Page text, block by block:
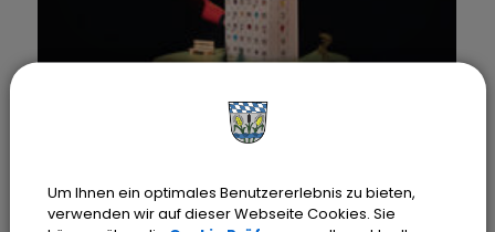
09:00 Uhr‐ 10:00 Uhr
ALLES FAMILIE - KOM Kita- und
Für Kinder ab 5 Jahren
Um Ihnen ein optimales Benutzererlebnis zu bieten,
verwenden wir auf dieser Webseite Cookies. Sie